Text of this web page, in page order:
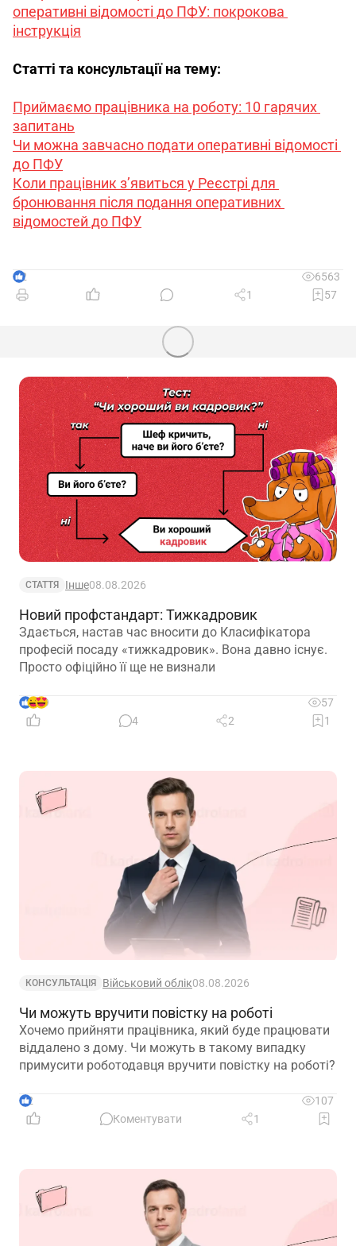
оперативні відомості до ПФУ: покрокова
інструкція
Статті та консультації на тему:
Приймаємо працівника на роботу: 10 гарячих
запитань
Чи можна завчасно подати оперативні відомості
до ПФУ
Коли працівник з’явиться у Реєстрі для
бронювання після подання оперативних
відомостей до ПФУ
2
6563
1
57
СТАТТЯ Інше08.08.2026
Новий профстандарт: Тижкадровик
Здається, настав час вносити до Класифікатора
професій посаду «тижкадровик». Вона давно існує.
Просто офіційно її ще не визнали
9
57
4
2 1
КОНСУЛЬТАЦІЯ Військовий облік08.08.2026
Чи можуть вручити повістку на роботі
Хочемо прийняти працівника, який буде працювати
віддалено з дому. Чи можуть в такому випадку
примусити роботодавця вручити повістку на роботі?
2
107
Коментувати
1